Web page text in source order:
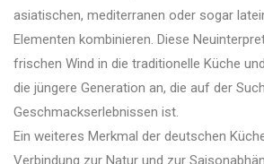
asiatischen, mediterranen oder sogar
Elementen kombinieren. Diese
frischen Wind in die traditionelle Küche
die jüngere Generation an, die auf der
Geschmackserlebnissen ist.
Ein weiteres Merkmal der deutschen
Verbindung zur Natur und zur